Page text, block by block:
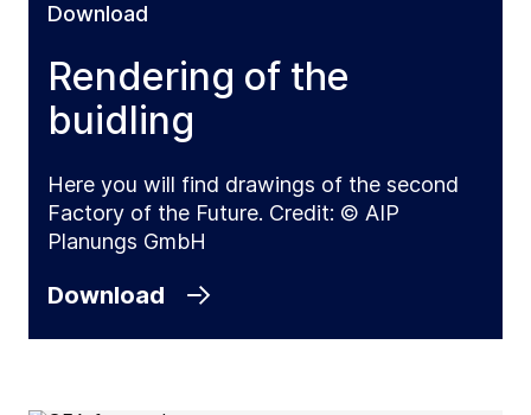
Download
Rendering of the
buidling
Here you will find drawings of the second
Factory of the Future. Credit: © AIP
Planungs GmbH
Download